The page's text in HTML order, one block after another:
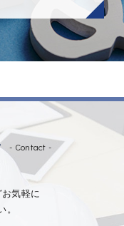
- Contact -
気軽に
。